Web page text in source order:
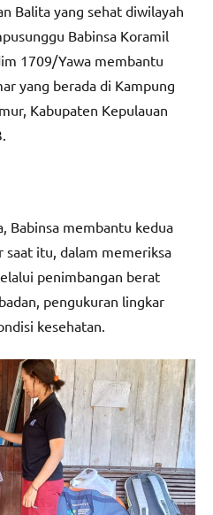
Balita yang sehat diwilayah
Babinsa Koramil
1709/Yawa membantu
yang berada di Kampung
Kabupaten Kepulauan
Babinsa membantu kedua
saat itu, dalam memeriksa
penimbangan berat
pengukuran lingkar
kesehatan.